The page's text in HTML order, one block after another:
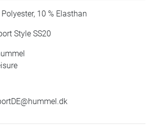
10 % Elasthan
Style SS20